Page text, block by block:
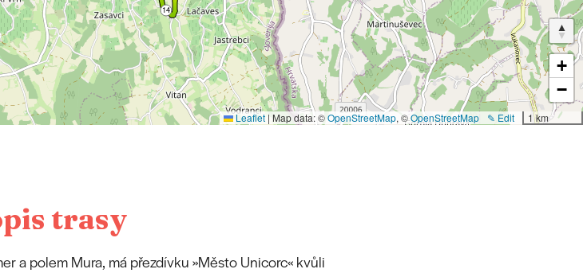
+
−
1 km
✎ Edit
Leaflet | Map data: ©OpenStreetMap, ©OpenStreetMap
trasy
a polem Mura, má přezdívku »Město Unicorc« kvůli